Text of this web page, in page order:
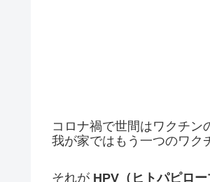
コロナ禍で世間はワクチン
我が家ではもう一つのワク
それが HPV（ヒトパピロ